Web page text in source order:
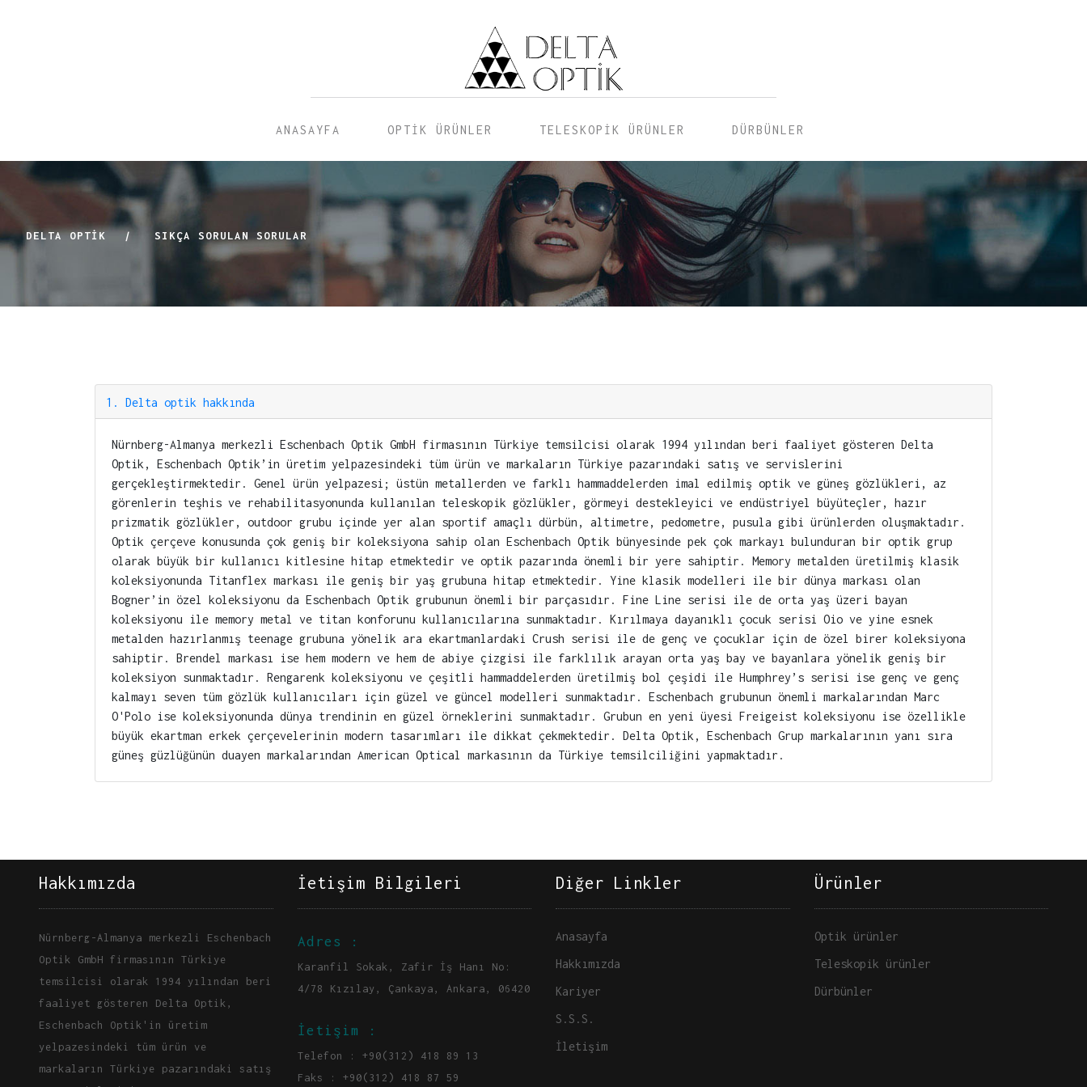
ANASAYFA OPTİK ÜRÜNLER TELESKOPİK ÜRÜNLER DÜRBÜNLER
DELTA OPTİK | SIKÇA SORULAN SORULAR
1 . Delta optik hakkında
Nürnberg-Almanya merkezli Eschenbach Optik GmbH firmasının Türkiye temsilcisi olarak 1994 yılından beri faaliyet gösteren Delta
Optik, Eschenbach Optik’in üretim yelpazesindeki tüm ürün ve markaların Türkiye pazarındaki satış ve servislerini
gerçekleştirmektedir. Genel ürün yelpazesi; üstün metallerden ve farklı hammaddelerden imal edilmiş optik ve güneş gözlükleri, az
görenlerin teşhis ve rehabilitasyonunda kullanılan teleskopik gözlükler, görmeyi destekleyici ve endüstriyel büyüteçler, hazır
prizmatik gözlükler, outdoor grubu içinde yer alan sportif amaçlı dürbün, altimetre, pedometre, pusula gibi ürünlerden oluşmaktadır.
Optik çerçeve konusunda çok geniş bir koleksiyona sahip olan Eschenbach Optik bünyesinde pek çok markayı bulunduran bir optik grup
olarak büyük bir kullanıcı kitlesine hitap etmektedir ve optik pazarında önemli bir yere sahiptir. Memory metalden üretilmiş klasik
koleksiyonunda Titanflex markası ile geniş bir yaş grubuna hitap etmektedir. Yine klasik modelleri ile bir dünya markası olan
Bogner’in özel koleksiyonu da Eschenbach Optik grubunun önemli bir parçasıdır. Fine Line serisi ile de orta yaş üzeri bayan
koleksiyonu ile memory metal ve titan konforunu kullanıcılarına sunmaktadır. Kırılmaya dayanıklı çocuk serisi Oio ve yine esnek
metalden hazırlanmış teenage grubuna yönelik ara ekartmanlardaki Crush serisi ile de genç ve çocuklar için de özel birer koleksiyona
sahiptir. Brendel markası ise hem modern ve hem de abiye çizgisi ile farklılık arayan orta yaş bay ve bayanlara yönelik geniş bir
koleksiyon sunmaktadır. Rengarenk koleksiyonu ve çeşitli hammaddelerden üretilmiş bol çeşidi ile Humphrey’s serisi ise genç ve genç
kalmayı seven tüm gözlük kullanıcıları için güzel ve güncel modelleri sunmaktadır. Eschenbach grubunun önemli markalarından Marc
O'Polo ise koleksiyonunda dünya trendinin en güzel örneklerini sunmaktadır. Grubun en yeni üyesi Freigeist koleksiyonu ise özellikle
büyük ekartman erkek çerçevelerinin modern tasarımları ile dikkat çekmektedir. Delta Optik, Eschenbach Grup markalarının yanı sıra
güneş güzlüğünün duayen markalarından American Optical markasının da Türkiye temsilciliğini yapmaktadır.
Hakkımızda
Nürnberg-Almanya merkezli Eschenbach
Optik GmbH firmasının Türkiye
temsilcisi olarak 1994 yılından beri
faaliyet gösteren Delta Optik,
Eschenbach Optik'in üretim
yelpazesindeki tüm ürün ve
markaların Türkiye pazarındaki satış
İetişim Bilgileri
Adres :
Karanfil Sokak, Zafir İş Hanı No:
4/78 Kızılay, Çankaya, Ankara, 06420
İetişim :
Telefon : +90(312) 418 89 13
Faks : +90(312) 418 87 59
Diğer Linkler
Anasayfa
Hakkımızda
Kariyer
S.S.S.
İletişim
Ürünler
Optik ürünler
Teleskopik ürünler
Dürbünler